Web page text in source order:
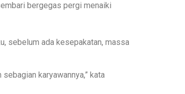
bergegas pergi menaiki
sebelum ada kesepakatan, massa
karyawannya,” kata